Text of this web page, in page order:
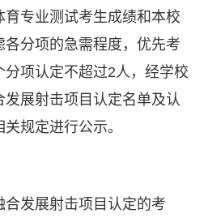
育专业测试考生成绩和本校
分项的急需程度，优先考
项认定不超过2人，经学校
展射击项目认定名单及认
规定进行公示。
合发展射击项目认定的考